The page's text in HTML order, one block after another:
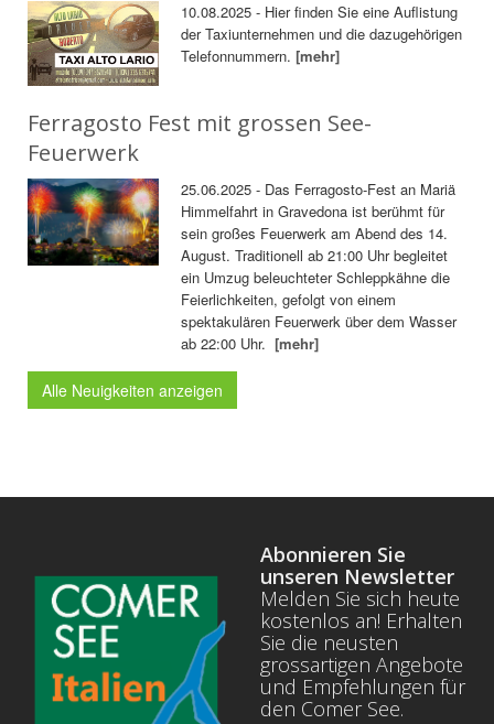
10.08.2025 - Hier finden Sie eine Auflistung
der Taxiunternehmen und die dazugehörigen
Telefonnummern.[mehr]
Ferragosto Fest mit grossen See-
Feuerwerk
25.06.2025 - Das Ferragosto-Fest an Mariä
Himmelfahrt in Gravedona ist berühmt für
sein großes Feuerwerk am Abend des 14.
August. Traditionell ab 21:00 Uhr begleitet
ein Umzug beleuchteter Schleppkähne die
Feierlichkeiten, gefolgt von einem
spektakulären Feuerwerk über dem Wasser
ab 22:00 Uhr.[mehr]
Alle Neuigkeiten anzeigen
Abonnieren Sie
unseren Newsletter
Melden Sie sich heute
kostenlos an! Erhalten
Sie die neusten
grossartigen Angebote
und Empfehlungen für
den Comer See.